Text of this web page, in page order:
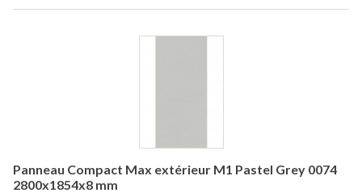
Panneau Compact Max extérieur M1 Pastel Grey 0074
2800x1854x8 mm